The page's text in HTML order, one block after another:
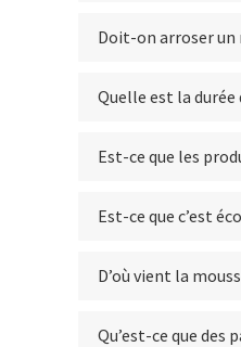
Doit-on arroser un
Quelle est la durée
Est-ce que les
Est-ce que c’est
D’où vient la
Qu’est-ce que des